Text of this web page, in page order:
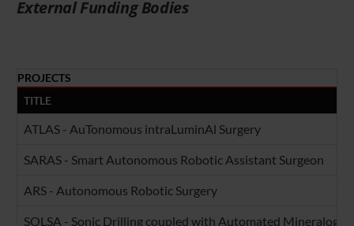
External Funding Bodies
PROJECTS
TITLE
ATLAS - AuTonomous intraLuminAl Surgery
SARAS - Smart Autonomous Robotic Assistant Surgeon
ARS - Autonomous Robotic Surgery
SOLSA - Sonic Drilling coupled with Automated